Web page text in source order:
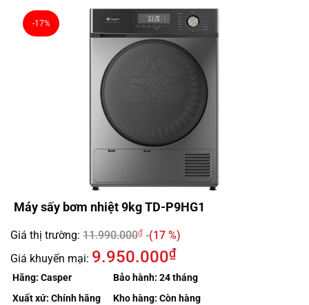
-17%
Máy sấy bơm nhiệt 9kg TD-P9HG1
Giá thị trường: 11.990.000₫
(17 %)
Giá khuyến mại: 9.950.000₫
Hãng: Casper
Xuất xứ: Chính hãng
Bảo hành: 24 tháng
Kho hàng: Còn hàng